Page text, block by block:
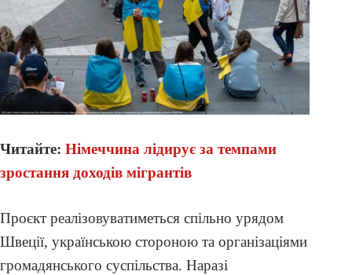
Читайте: Німеччина лідирує за темпами
зростання доходів мігрантів
Проєкт реалізовуватиметься спільно урядом
Швеції, українською стороною та організаціями
громадянського суспільства. Наразі